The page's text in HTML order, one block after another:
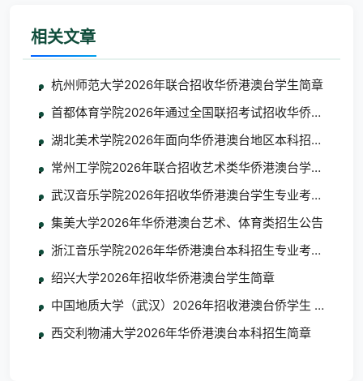
相关文章
杭州师范大学2026年联合招收华侨港澳台学生简章
首都体育学院2026年通过全国联招考试招收华侨港澳台学
湖北美术学院2026年面向华侨港澳台地区本科招生考试
常州工学院2026年联合招收艺术类华侨港澳台学生简章
武汉音乐学院2026年招收华侨港澳台学生专业考试考生须
集美大学2026年华侨港澳台艺术、体育类招生公告
浙江音乐学院2026年华侨港澳台本科招生专业考试合格
绍兴大学2026年招收华侨港澳台学生简章
中国地质大学（武汉）2026年招收港澳台侨学生 艺术类
西交利物浦大学2026年华侨港澳台本科招生简章